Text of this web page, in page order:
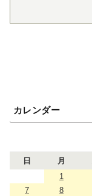
カレンダー
日 月
1
7
8